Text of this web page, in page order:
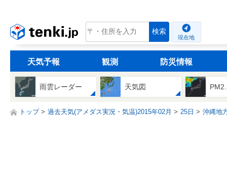
tenki.jp 検索
現在地
天気予報 観測 防災情報
雨雲レーダー 天気図
トップ 過去天気(アメダス実況・気温)2015年02月 25日 沖縄地